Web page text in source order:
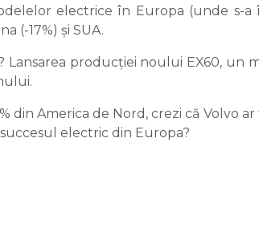
electrice în Europa (unde s-
(-17%) și SUA.
producției noului EX60, un
din America de Nord, crezi că Volvo
electric din Europa?